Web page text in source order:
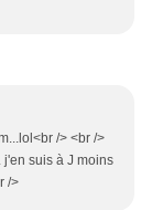
/> <br />
j'en suis à J moins
/>